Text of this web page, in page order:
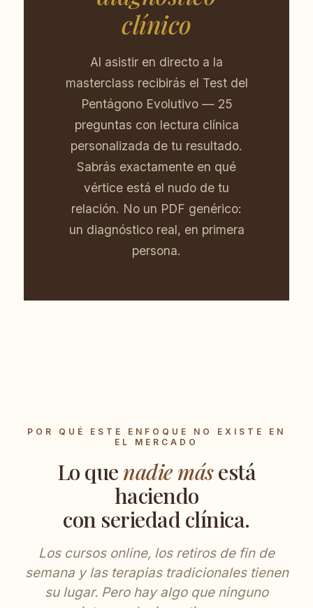
clínico
Al asistir en directo a la
masterclass recibirás el Test del
Pentágono Evolutivo — 25
preguntas con lectura clínica
personalizada de tu resultado.
Sabrás exactamente en qué
vértice está el nudo de tu
relación. No un PDF genérico:
un diagnóstico real, en primera
persona.
POR QUÉ ESTE ENFOQUE NO EXISTE EN
EL MERCADO
Lo quenadie másestá
haciendo
con seriedad clínica.
Los cursos online, los retiros de fin de
semana y las terapias tradicionales tienen
su lugar. Pero hay algo que ninguno